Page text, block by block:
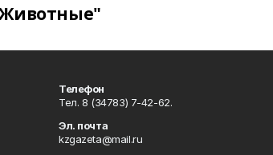
Телефон
Тел. 8 (34783) 7-42-62.
Эл. почта
kzgazeta@mail.ru